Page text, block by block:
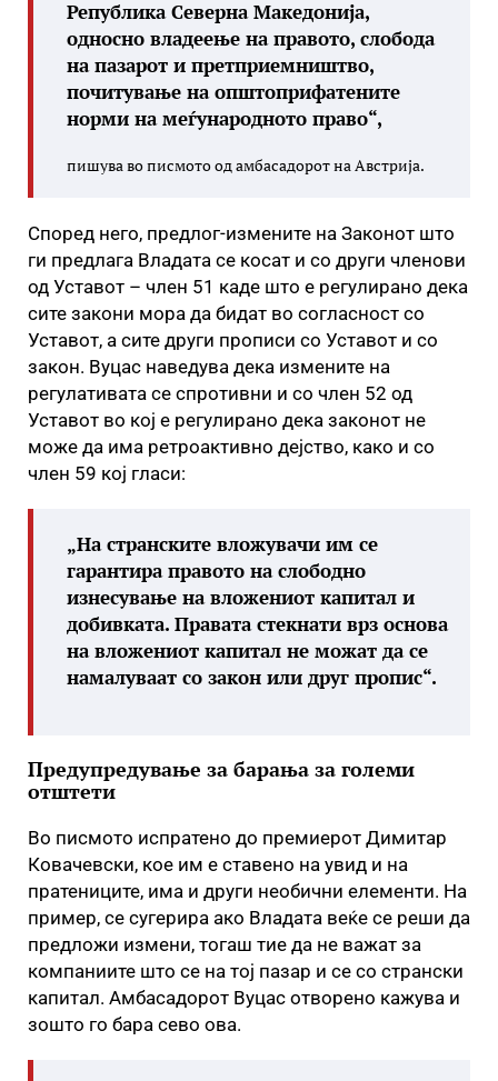
Република Северна Македонија,
односно владеење на правото, слобода
на пазарот и претприемништво,
почитување на општоприфатените
норми на меѓународното право“,
пишува во писмото од амбасадорот на Австрија.
Според него, предлог-измените на Законот што
ги предлага Владата се косат и со други членови
од Уставот – член 51 каде што е регулирано дека
сите закони мора да бидат во согласност со
Уставот, а сите други прописи со Уставот и со
закон. Вуцас наведува дека измените на
регулативата се спротивни и со член 52 од
Уставот во кој е регулирано дека законот не
може да има ретроактивно дејство, како и со
член 59 кој гласи:
„На странските вложувачи им се
гарантира правото на слободно
изнесување на вложениот капитал и
добивката. Правата стекнати врз основа
на вложениот капитал не можат да се
намалуваат со закон или друг пропис“.
Предупредување за барања за големи
отштети
Во писмото испратено до премиерот Димитар
Ковачевски, кое им е ставено на увид и на
пратениците, има и други необични елементи. На
пример, се сугерира ако Владата веќе се реши да
предложи измени, тогаш тие да не важат за
компаниите што се на тој пазар и се со странски
капитал. Амбасадорот Вуцас отворено кажува и
зошто го бара сево ова.